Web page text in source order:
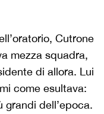
Cutrone
mezza squadra,
di allora. Lui
come esultava:
grandi dell’epoca.